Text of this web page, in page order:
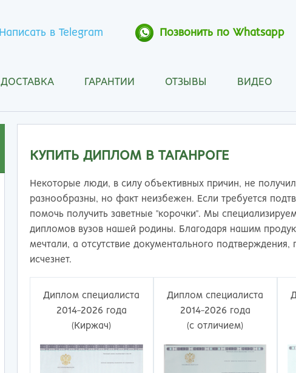
Написать в Telegram Позвонить по Whatsapp
ДОСТАВКА ГАРАНТИИ ОТЗЫВЫ ВИДЕО
Архангельск
Барнаул
Белгород
Бийск
Благовещенск
Братск
Владикавказ
Волгоград
Волжский
КУПИТЬ ДИПЛОМ В ТАГАНРОГЕ
Некоторые люди, в силу объективных причин, не
разнообразны, но факт неизбежен. Если требуется
помочь получить заветные "корочки". Мы
дипломов вузов нашей родины. Благодаря нашим
мечтали, а отсутствие документального
исчезнет.
Диплом специалиста
2014-2026 года
(Киржач)
Диплом специалиста
2014-2026 года
(с отличием)